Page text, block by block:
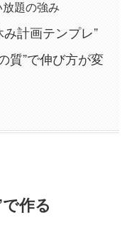
題の強み
計画テンプレ”
質”で伸び方が変
作る